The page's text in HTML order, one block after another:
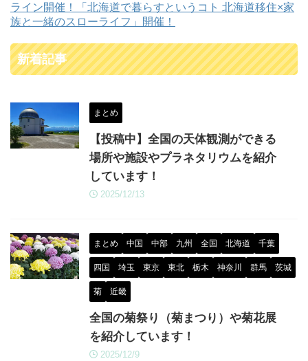
ライン開催！「北海道で暮らすというコト 北海道移住×家
族と一緒のスローライフ」開催！
新着記事
まとめ
【投稿中】全国の天体観測ができる
場所や施設やプラネタリウムを紹介
しています！
2025/12/13
まとめ 中国 中部 九州 全国 北海道 千葉
四国 埼玉 東京 東北 栃木 神奈川 群馬 茨城
菊 近畿
全国の菊祭り（菊まつり）や菊花展
を紹介しています！
2025/12/9